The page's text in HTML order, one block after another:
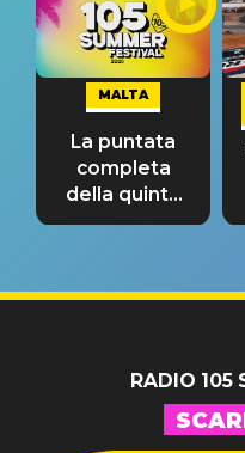
MALTA
La puntata
completa
della quinta
tappa
RADIO 105